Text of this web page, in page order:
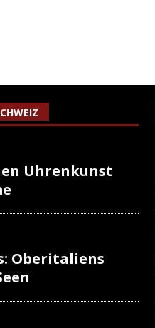
Uhrenkunst
Oberitaliens